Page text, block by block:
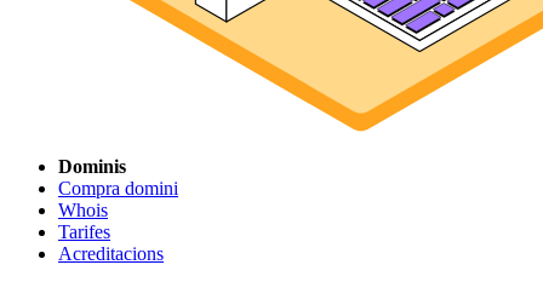
Dominis
Compra domini
Whois
Tarifes
Acreditacions